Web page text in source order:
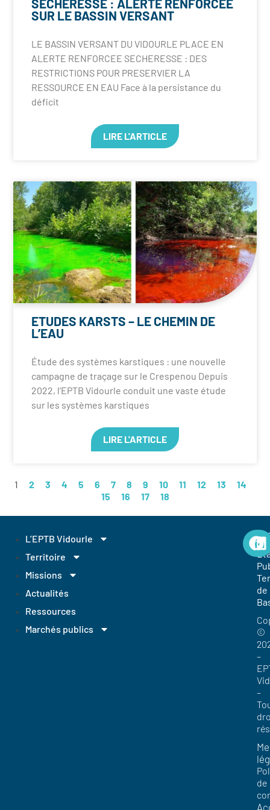
SECHERESSE : ALERTE RENFORCEE
SUR LE BASSIN VERSANT
LE BASSIN VERSANT DU VIDOURLE PLACE EN
ALERTE RENFORCEE SECHERESSE : DES
RESTRICTIONS POUR PRESERVIER LA
RESSOURCE EN EAU Face à la persistance du
déficit
LIRE L'ARTICLE
ETUDES KARSTS – LE CHEMIN DE
L’EAU
Étude des systèmes karstiques : une nouvelle
campagne de traçage sur le Crespenou Depuis
2022, l’EPTB Vidourle conduit une vaste étude
sur les systèmes karstiques
LIRE L'ARTICLE
1 2 3 4 5 6 7 8 9 10 11 12 13
14
15
16 17 18
L’EPTB Vidourle
Territoire
Missions
Actualités
Ressources
Marchés publics
de
©
–
–
de